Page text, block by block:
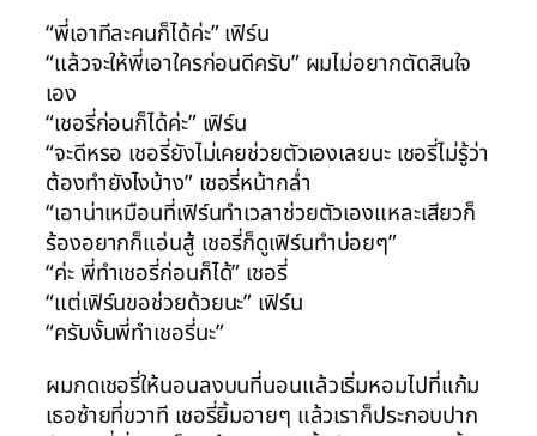
“พี่เอาทีละคนก็ได้ค่ะ” เฟิร์น
“แล้วจะให้พี่เอาใครก่อนดีครับ” ผมไม่อยากตัดสินใจ
เอง
“เชอรี่ก่อนก็ได้ค่ะ” เฟิร์น
“จะดีหรอ เชอรี่ยังไม่เคยช่วยตัวเองเลยนะ เชอรี่ไม่รู้ว่า
ต้องทำยังไงบ้าง” เชอรี่หน้ากล่ำ
“เอาน่าเหมือนที่เฟิร์นทำเวลาช่วยตัวเองแหละเสียวก็
ร้องอยากก็แอ่นสู้ เชอรี่ก็ดูเฟิร์นทำบ่อยๆ”
“ค่ะ พี่ทำเชอรี่ก่อนก็ได้” เชอรี่
“แต่เฟิร์นขอช่วยด้วยนะ” เฟิร์น
“ครับงั้นพี่ทำเชอรี่นะ”
ผมกดเชอรี่ให้นอนลงบนที่นอนแล้วเริ่มหอมไปที่แก้ม
เธอซ้ายที่ขวาที เชอรี่ยิ้มอายๆ แล้วเราก็ประกอบปาก